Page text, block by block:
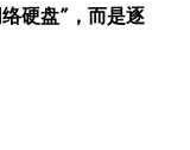
硬盘”，而是逐